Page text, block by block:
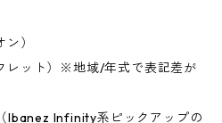
）
ット）※地域/年式で表記差が
Ibanez Infinity系ピックアップの